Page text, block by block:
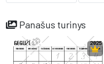
Panašus turinys